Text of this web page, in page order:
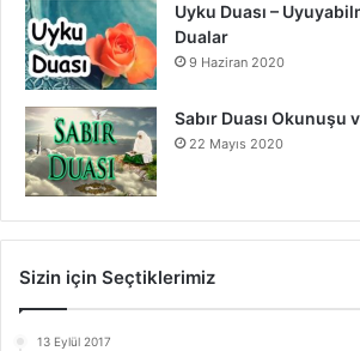
Uyku Duası –
Dualar
9 Haziran 2020
Sabır Duası Okunuşu
22 Mayıs 2020
Sizin için Seçtiklerimiz
13 Eylül 2017